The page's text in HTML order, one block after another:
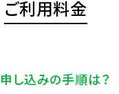
ご利用料金
申し込みの手順は？